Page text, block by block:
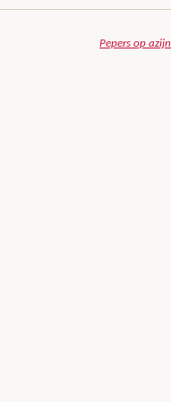
Pepers op azijn